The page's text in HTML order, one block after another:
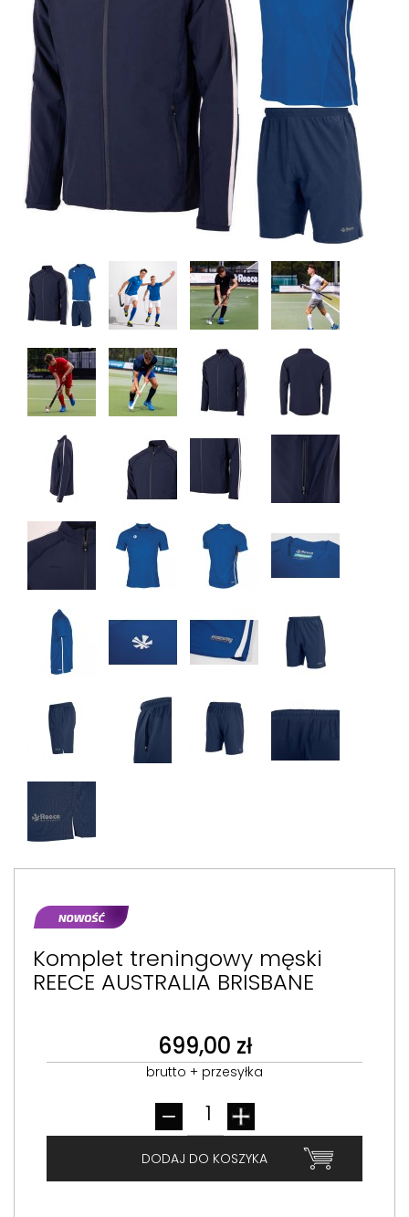
Komplet treningowy męski
REECE AUSTRALIA BRISBANE
699,00 zł
brutto + przesyłka
DODAJ DO KOSZYKA